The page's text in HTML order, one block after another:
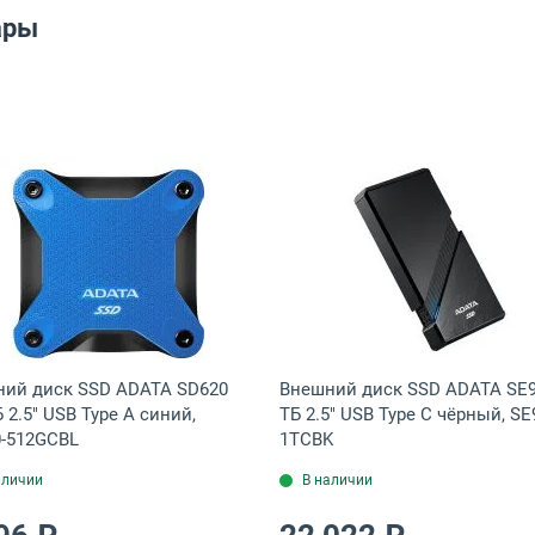
WDBBGB0140HBK-EESN
ADATA SD620 2 ТБ 2.5" USB Type A чёрный, SD620-2TCBK
Открыть товар: Внешний диск SSD ADATA SD620 512
диск SSD ADATA SD620
2.5" USB Type A синий,
512GCBL
Открыть
Внешний диск SSD ADATA
ТБ 2.5" USB Type C чёрный,
1TCBK
В наличии